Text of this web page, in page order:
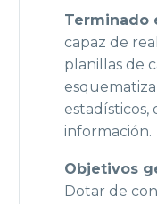
Terminado
capaz de
planillas de
estadísticos,
información.
Objetivos
Dotar de